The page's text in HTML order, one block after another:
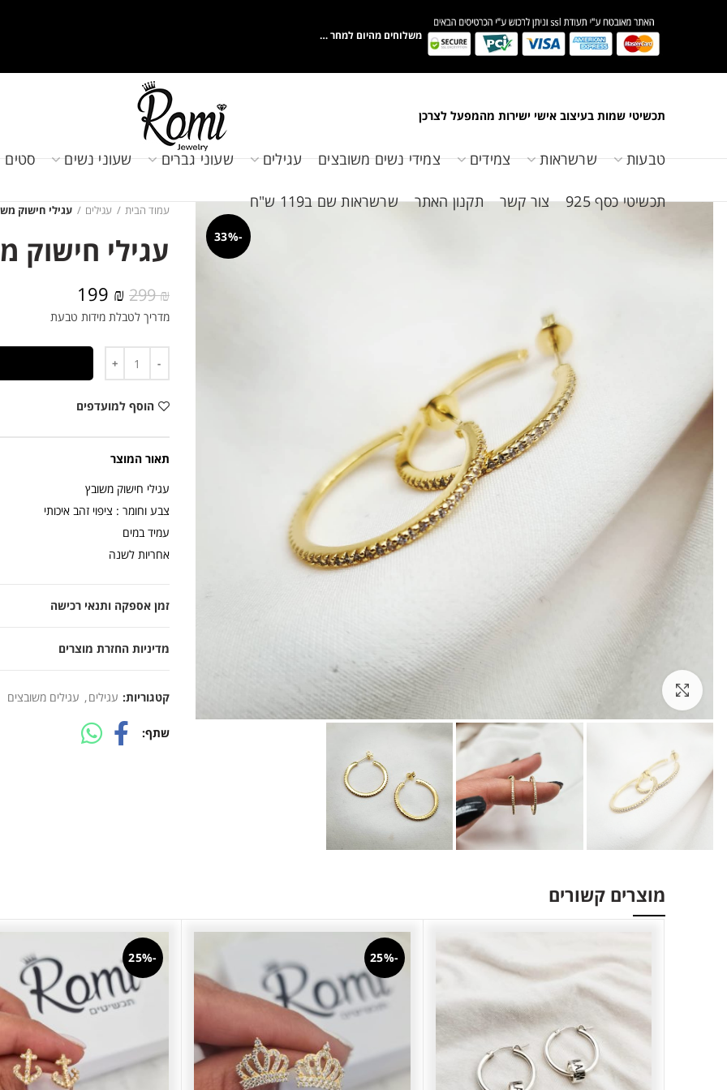
משלוחים מהיום למחר …
תכשיטי שמות בעיצוב אישי ישירות מהמפעל לצרכן
טבעות שרשראות צמידים צמידי נשים משובצים עגילים שעוני גברים שעוני נשים סטים
תכשיטי כסף 925 צור קשר תקנון האתר שרשראות שם ב119 ש"ח
-33%
עמוד הבית עגילים עגילי חישוק
עגילי חישוק
299₪
המחיר
המקורי
299 ₪.
199 ₪
הנוכחי
מדריך לטבלת מידות טבעת
הוסף למועדפים
תאור המוצר
עגילי חישוק משובץ
צבע וחומר : ציפוי זהב איכותי
עמיד במים
אחריות לשנה
זמן אספקה ותנאי רכישה
מדיניות החזרת מוצרים
קטגוריות: עגילים, עגילים משובצים
שתף
מוצרים קשורים
-25%
-25%